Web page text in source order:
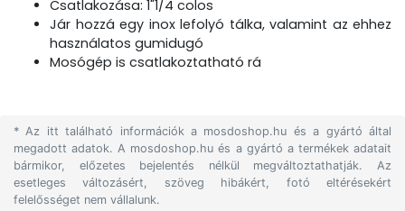
Csatlakozása: 1"1/4 colos
Jár hozzá egy inox lefolyó tálka, valamint az ehhez
használatos gumidugó
Mosógép is csatlakoztatható rá
* Az itt található információk a mosdoshop.hu és a gyártó által
megadott adatok. A mosdoshop.hu és a gyártó a termékek adatait
bármikor, előzetes bejelentés nélkül megváltoztathatják. Az
esetleges változásért, szöveg hibákért, fotó eltérésekért
felelősséget nem vállalunk.